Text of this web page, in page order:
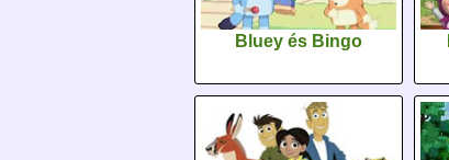
Bluey és Bingo